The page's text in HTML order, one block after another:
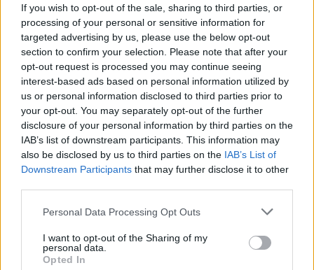
If you wish to opt-out of the sale, sharing to third parties, or
processing of your personal or sensitive information for
targeted advertising by us, please use the below opt-out
section to confirm your selection. Please note that after your
opt-out request is processed you may continue seeing
interest-based ads based on personal information utilized by
us or personal information disclosed to third parties prior to
your opt-out. You may separately opt-out of the further
disclosure of your personal information by third parties on the
IAB’s list of downstream participants. This information may
also be disclosed by us to third parties on the IAB’s List of
Downstream Participants that may further disclose it to other
Personal Data Processing Opt Outs
I want to opt-out of the Sharing of my
personal data.
Opted In
2011
Szerelem kölcsönbe
2013
Pulykaland